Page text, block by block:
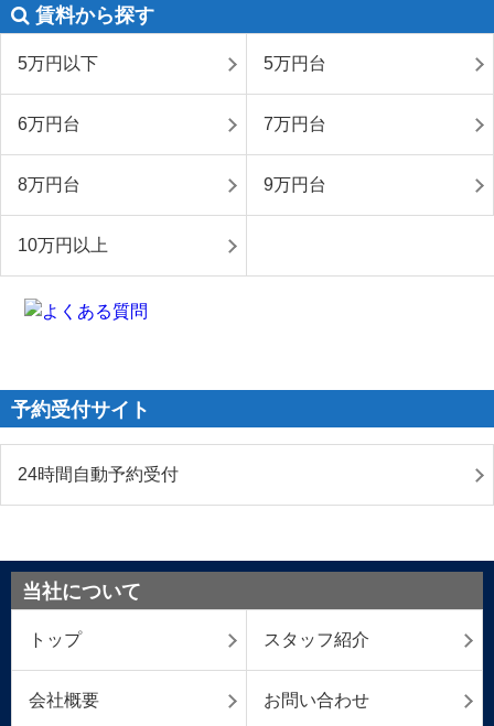
賃料から探す
5万円以下 5万円台
6万円台 7万円台
8万円台 9万円台
10万円以上
予約受付サイト
24時間自動予約受付
当社について
トップ スタッフ紹介
会社概要 お問い合わせ